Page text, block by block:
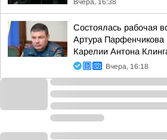
Вчера, 16:38
Состоялась рабочая
Артура
Карелии Антона
Вчера, 16:18